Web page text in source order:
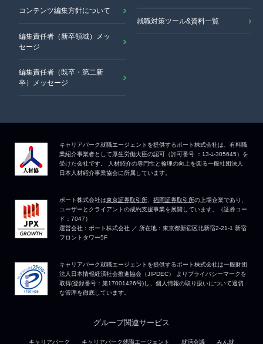
コンテンツ編集方針について
編集責任者（新卒領域）メッ
セージ
編集責任者（既卒・第二新
卒）メッセージ
就職対策ツール&資料一覧